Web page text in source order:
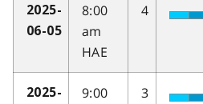
2025-
06-05
8:00
am
HAE
4
2025-
9:00
3